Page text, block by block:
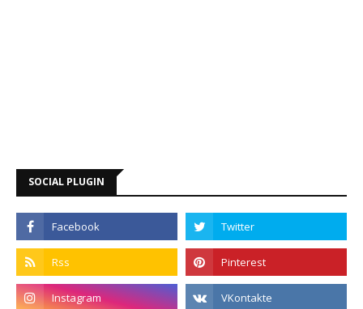
SOCIAL PLUGIN